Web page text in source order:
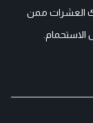
العشرات ممن